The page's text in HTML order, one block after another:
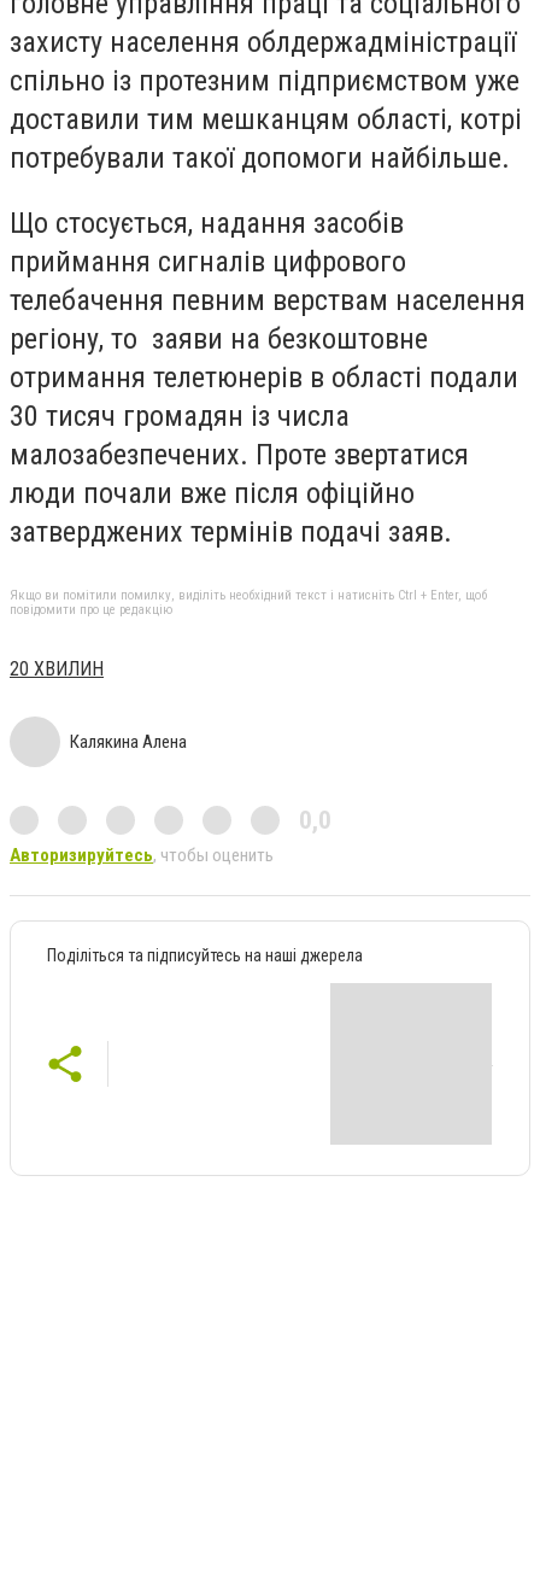
захисту населення облдержадміністрації
спільно із протезним підприємством уже
доставили тим мешканцям області, котрі
потребували такої допомоги найбільше.
Що стосується, надання засобів
приймання сигналів цифрового
телебачення певним верствам населення
регіону, то заяви на безкоштовне
отримання телетюнерів в області подали
30 тисяч громадян із числа
малозабезпечених. Проте звертатися
люди почали вже після офіційно
затверджених термінів подачі заяв.
Якщо ви помітили помилку, виділіть необхідний текст і натисніть Ctrl + Enter, щоб
повідомити про це редакцію
20 ХВИЛИН
Калякина Алена
0,0
Авторизируйтесь, чтобы оценить
Поділіться та підписуйтесь на наші джерела